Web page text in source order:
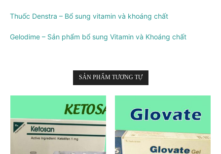
Thuốc Denstra – Bổ sung vitamin và khoáng chất
Gelodime – Sản phẩm bổ sung Vitamin và Khoáng chất
SẢN PHẨM TƯƠNG TỰ